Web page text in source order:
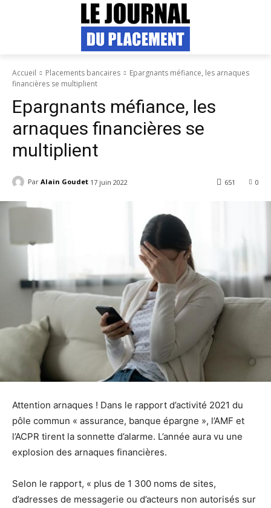
Accueil Placements bancaires
Epargnants méfiance, les arnaques
financières se multiplient
Epargnants méfiance, les
arnaques financières se
multiplient
Par Alain Goudet 17 juin 2022 0
651
Attention arnaques ! Dans le rapport d’activité 2021 du
pôle commun « assurance, banque épargne », l’AMF et
l’ACPR tirent la sonnette d’alarme. L’année aura vu une
explosion des arnaques financières.
Selon le rapport, « plus de 1 300 noms de sites,
d’adresses de messagerie ou d’acteurs non autorisés sur